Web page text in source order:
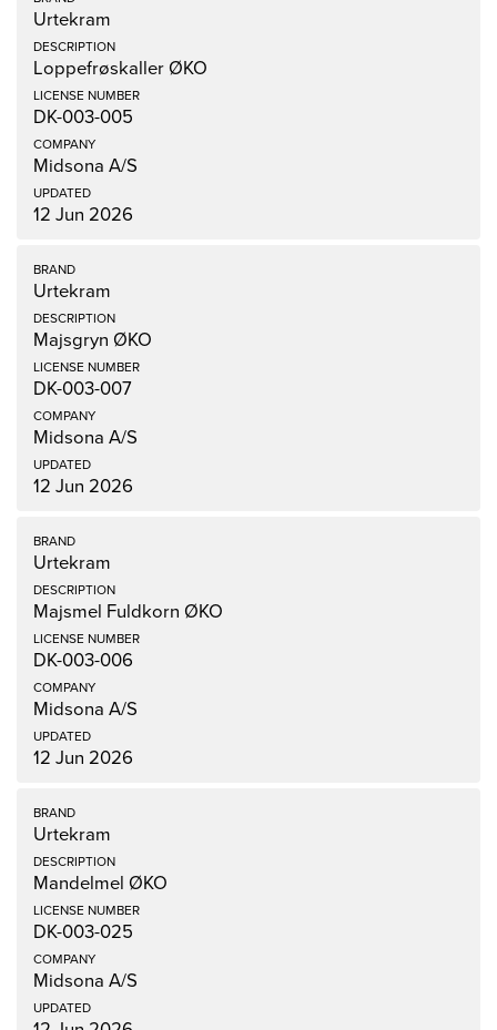
Urtekram
Loppefrøskaller ØKO
DK-003-005
Midsona A/S
12 Jun 2026
Urtekram
Majsgryn ØKO
DK-003-007
Midsona A/S
12 Jun 2026
Urtekram
Majsmel Fuldkorn ØKO
DK-003-006
Midsona A/S
12 Jun 2026
Urtekram
Mandelmel ØKO
DK-003-025
Midsona A/S